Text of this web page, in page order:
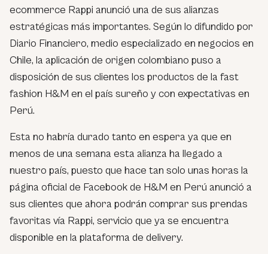
ecommerce Rappi anunció una de sus alianzas
estratégicas más importantes. Según lo difundido por
Diario Financiero, medio especializado en negocios en
Chile, la aplicación de origen colombiano puso a
disposición de sus clientes los productos de la fast
fashion H&M en el país sureño y con expectativas en
Perú.
Esta no habría durado tanto en espera ya que en
menos de una semana esta alianza ha llegado a
nuestro país, puesto que hace tan solo unas horas la
página oficial de Facebook de H&M en Perú anunció a
sus clientes que ahora podrán comprar sus prendas
favoritas vía Rappi, servicio que ya se encuentra
disponible en la plataforma de delivery.